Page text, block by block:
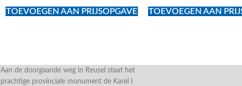
TOEVOEGEN AAN PRIJSOPGAVE TOEVOEGEN AAN
Aan de doorgaande weg in Reusel staat het
prachtige provinciale monument de Karel I